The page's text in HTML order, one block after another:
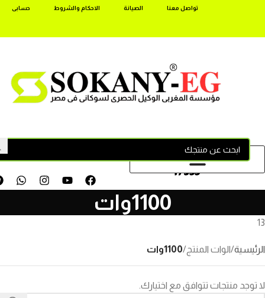
تواصل معنا الصيانة الاحكام والشروط حسابى
17355
1100وات
13
الرئيسية الوات المنتج 1100وات
لا توجد منتجات تتوافق مع اختيارك.